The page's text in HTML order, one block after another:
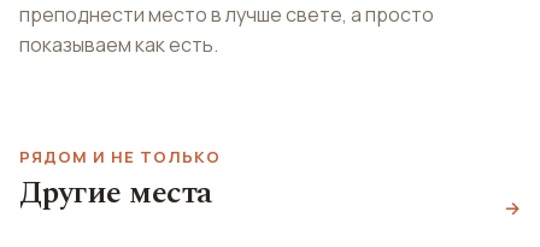
преподнести место в лучше свете, а просто
показываем как есть.
РЯДОМ И НЕ ТОЛЬКО
Другие места →
БАр ON Dining
Kitchen & Lounge